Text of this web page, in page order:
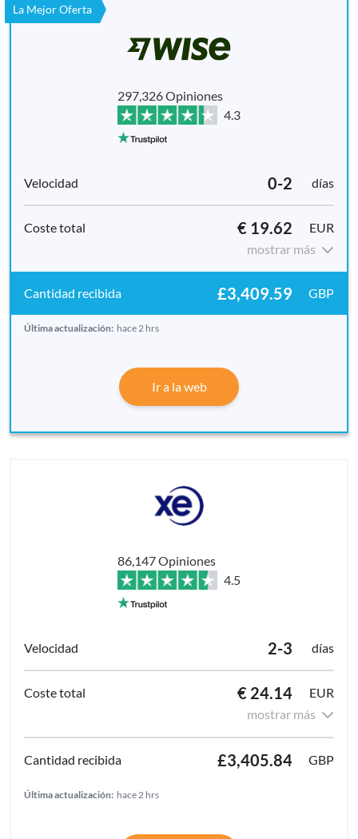
La Mejor Oferta
297,326 Opiniones
4.3
0-2 días
€ 19.62
EUR
mostrar más
£3,409.59 GBP
Última actualización: hace 2 hrs
Ir a la web
86,147 Opiniones
4.5
2-3 días
€ 24.14
EUR
mostrar más
£3,405.84 GBP
Última actualización: hace 2 hrs